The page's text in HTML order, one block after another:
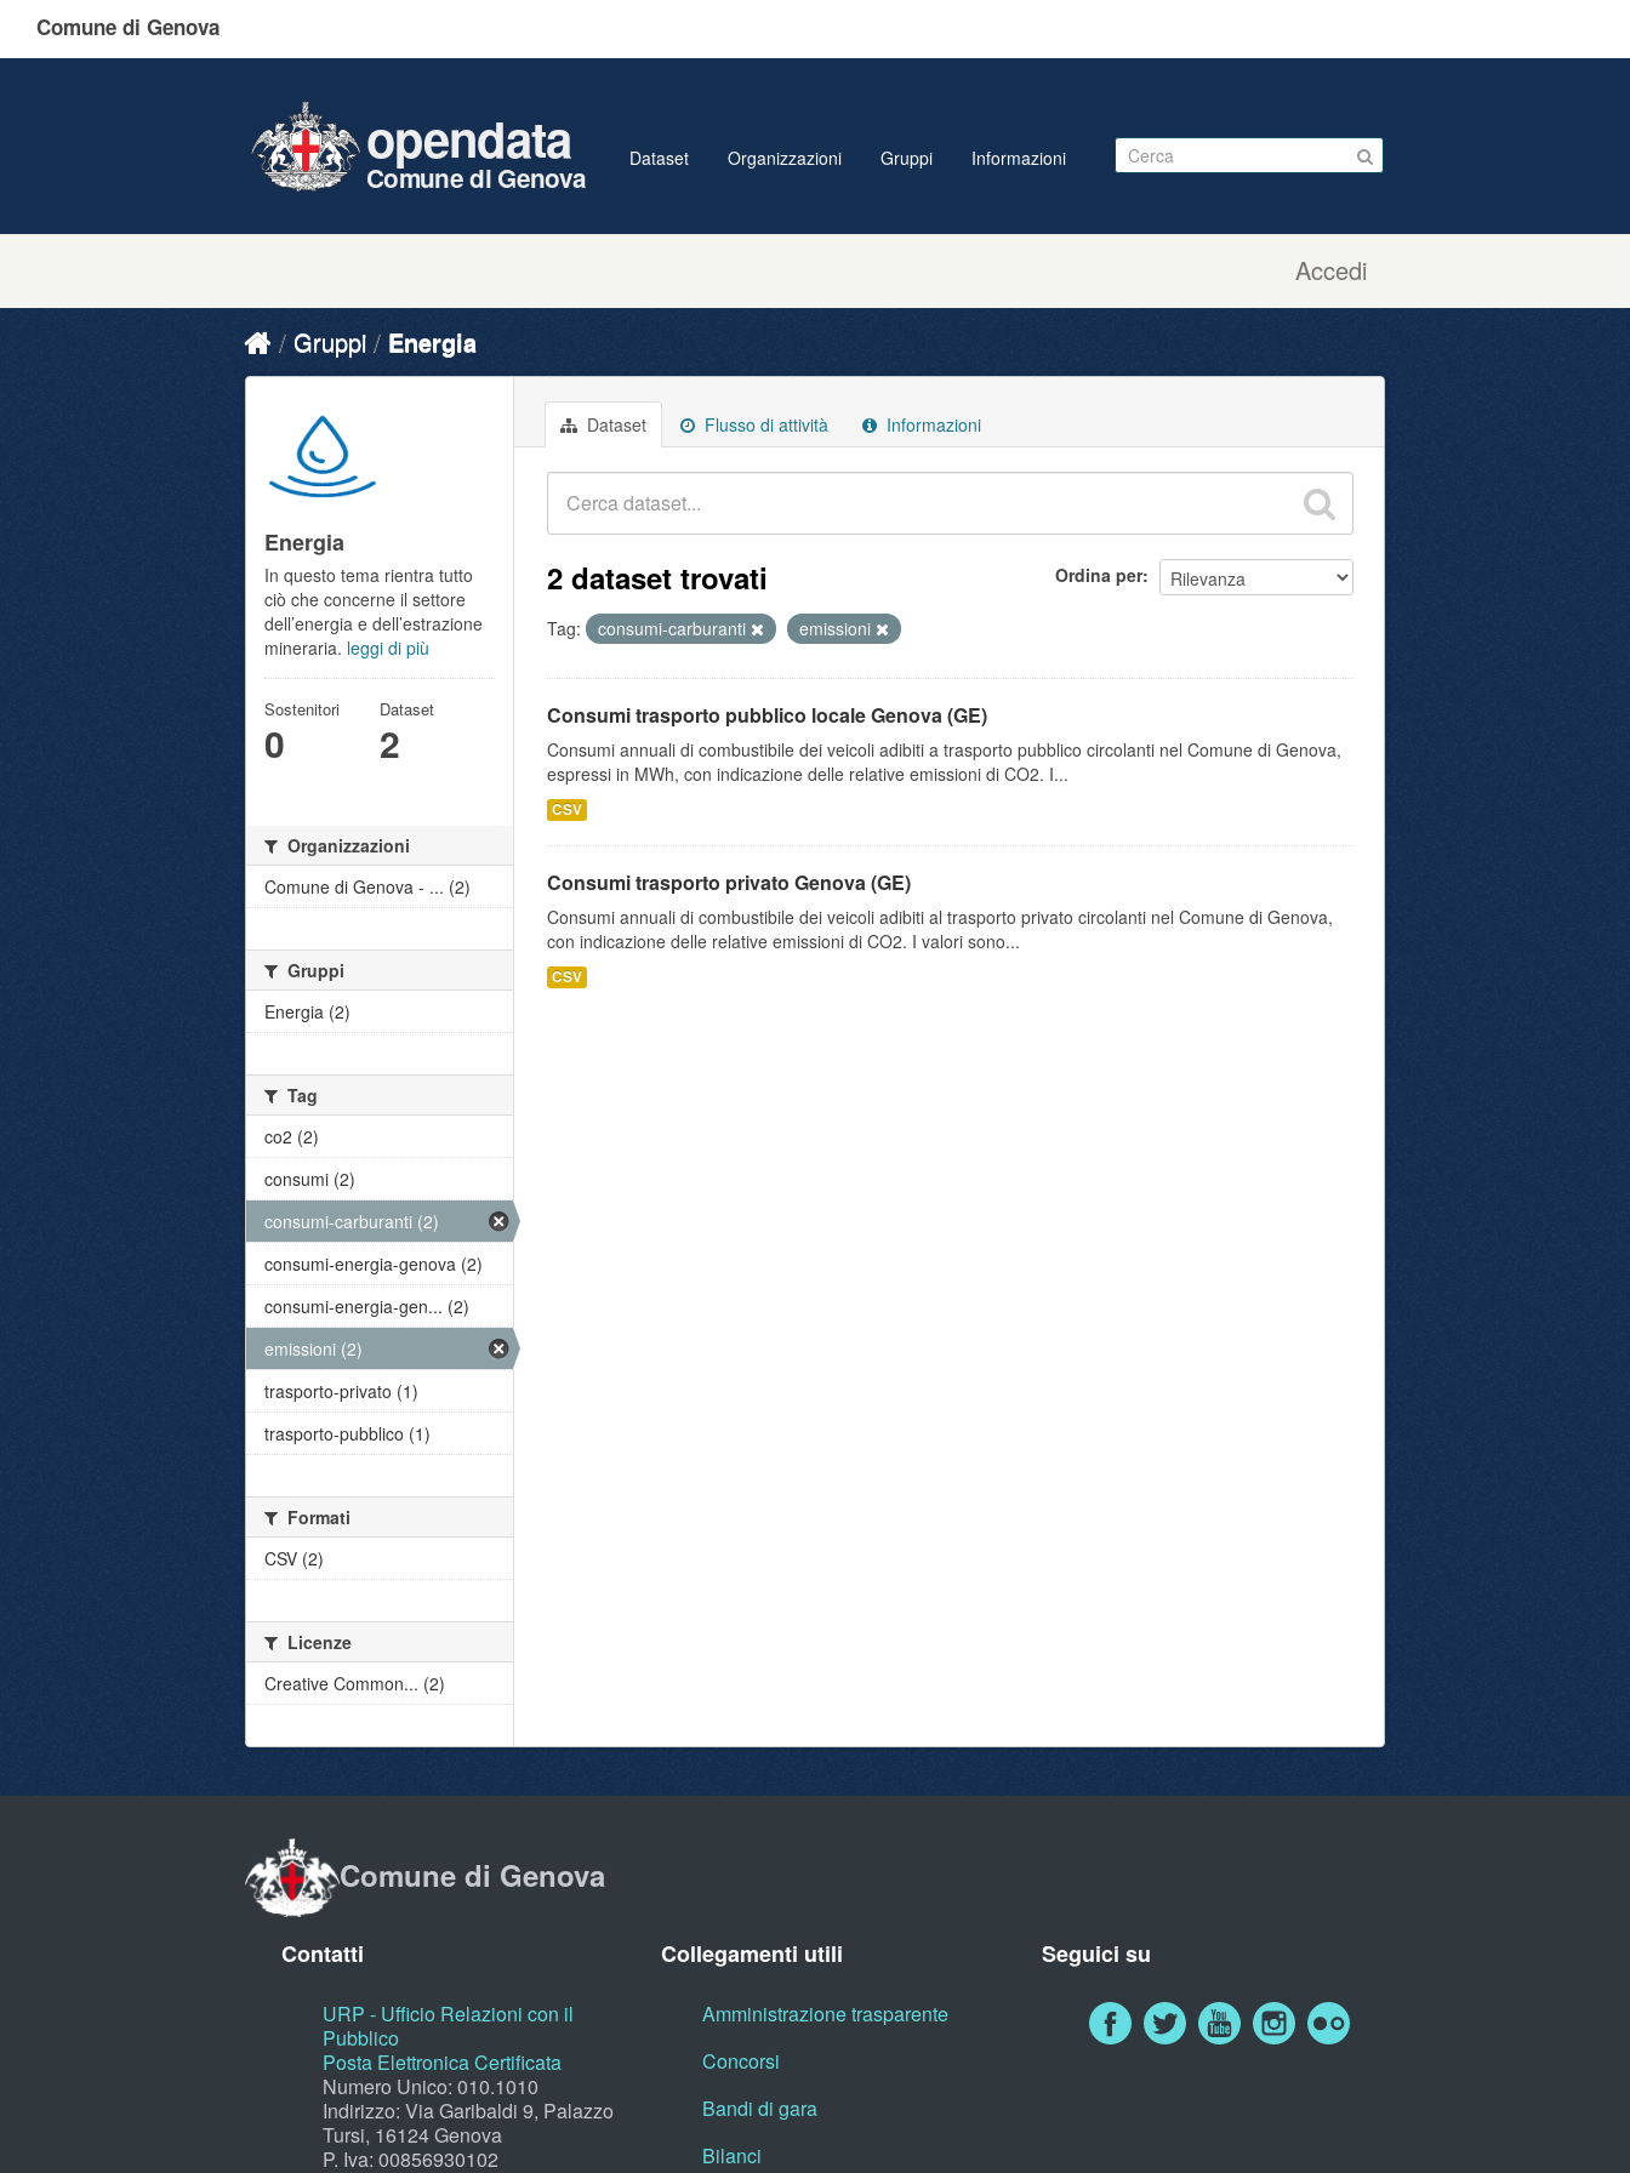
Comune di Genova
Accedi
opendata
Comune di Genova
Dataset Organizzazioni Gruppi Informazioni
Gruppi Energia
Dataset Flusso di attività Informazioni
Ordina per
2 dataset trovati
Tag: consumi-carburanti emissioni
Consumi trasporto pubblico locale Genova (GE)
Consumi annuali di combustibile dei veicoli adibiti a trasporto pubblico circolanti nel Comune di Genova,
espressi in MWh, con indicazione delle relative emissioni di CO2. I...
CSV
Consumi trasporto privato Genova (GE)
Consumi annuali di combustibile dei veicoli adibiti al trasporto privato circolanti nel Comune di Genova,
con indicazione delle relative emissioni di CO2. I valori sono...
CSV
Energia
In questo tema rientra tutto
ciò che concerne il settore
dell’energia e dell’estrazione
mineraria. leggi di più
Sostenitori
0
Dataset
2
Organizzazioni
Comune di Genova - ... (2)
Gruppi
Energia (2)
Tag
co2 (2)
consumi (2)
consumi-carburanti (2)
consumi-energia-genova (2)
consumi-energia-gen... (2)
emissioni (2)
trasporto-privato (1)
trasporto-pubblico (1)
Formati
CSV (2)
Licenze
Creative Common... (2)
Comune di Genova
Contatti
URP - Ufficio Relazioni con il
Pubblico
Posta Elettronica Certificata
Numero Unico: 010.1010
Indirizzo: Via Garibaldi 9, Palazzo
Tursi, 16124 Genova
P. Iva: 00856930102
Collegamenti utili
Amministrazione trasparente
Concorsi
Bandi di gara
Bilanci
Seguici su